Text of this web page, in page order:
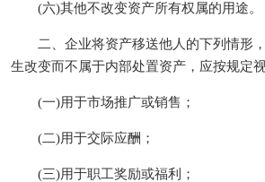
(六)其他不改变资产所有权属的用途。
二、企业将资产移送他人的下列情形
生改变而不属于内部处置资产，应按规定
(一)用于市场推广或销售；
(二)用于交际应酬；
(三)用于职工奖励或福利；